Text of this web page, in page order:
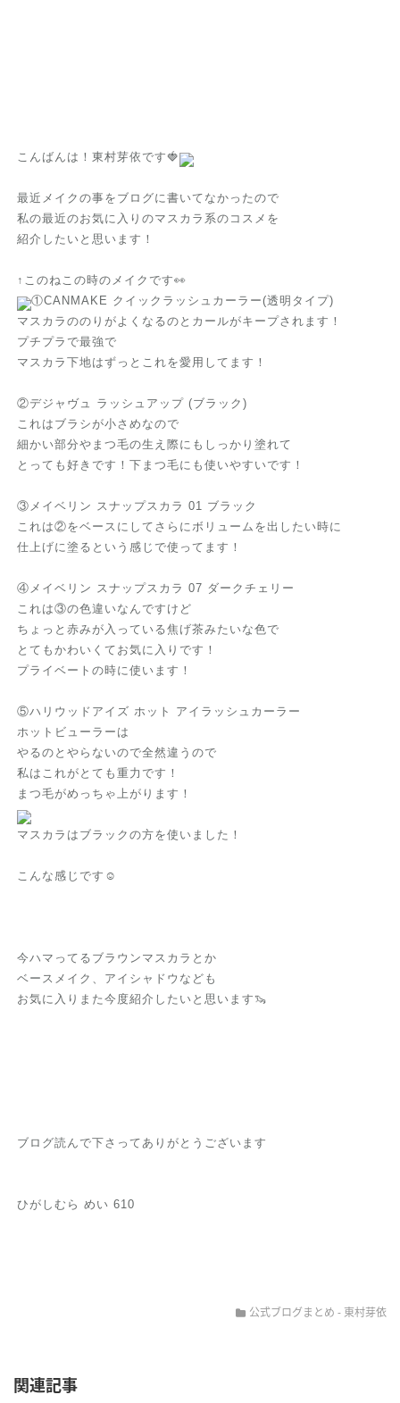
こんばんは！東村芽依です🍓
最近メイクの事をブログに書いてなかったので
私の最近のお気に入りのマスカラ系のコスメを
紹介したいと思います！
↑このねこの時のメイクです👀
①CANMAKE クイックラッシュカーラー(透明タイプ)
マスカラののりがよくなるのとカールがキープされます！
プチプラで最強で
マスカラ下地はずっとこれを愛用してます！
②デジャヴュ ラッシュアップ (ブラック)
これはブラシが小さめなので
細かい部分やまつ毛の生え際にもしっかり塗れて
とっても好きです！下まつ毛にも使いやすいです！
③メイベリン スナップスカラ 01 ブラック
これは②をベースにしてさらにボリュームを出したい時に
仕上げに塗るという感じで使ってます！
④メイベリン スナップスカラ 07 ダークチェリー
これは③の色違いなんですけど
ちょっと赤みが入っている焦げ茶みたいな色で
とてもかわいくてお気に入りです！
プライベートの時に使います！
⑤ハリウッドアイズ ホット アイラッシュカーラー
ホットビューラーは
やるのとやらないので全然違うので
私はこれがとても重力です！
まつ毛がめっちゃ上がります！
マスカラはブラックの方を使いました！
こんな感じです‪‪☺︎‬
今ハマってるブラウンマスカラとか
ベースメイク、アイシャドウなども
お気に入りまた今度紹介したいと思います🦦
ブログ読んで下さってありがとうございます
ひがしむら めい 610
公式ブログまとめ - 東村芽依
関連記事